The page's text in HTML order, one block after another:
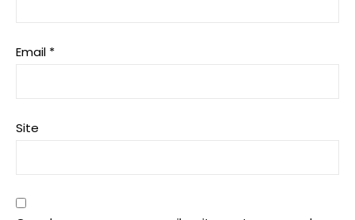
Email *
Site